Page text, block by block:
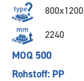
800x1200
2240
MOQ 500
Rohstoff: PP